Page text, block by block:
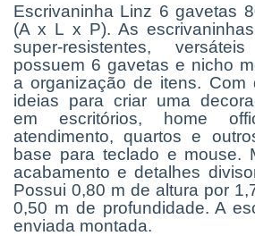
Escrivaninha Linz 6 gavetas
(A x L x P). As
super-resistentes,
possuem 6 gavetas e nicho
a organização de itens. Com
ideias para criar uma
em escritórios, home
atendimento, quartos e
base para teclado e mouse.
acabamento e detalhes
Possui 0,80 m de altura por
0,50 m de profundidade. A
enviada montada.